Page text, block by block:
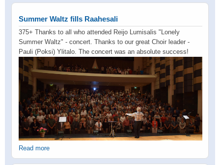
Summer Waltz fills Raahesali
375+ Thanks to all who attended Reijo Lumisalis "Lonely
Summer Waltz" - concert. Thanks to our great Choir leader -
Pauli (Poksi) Ylitalo. The concert was an absolute success!
Read more